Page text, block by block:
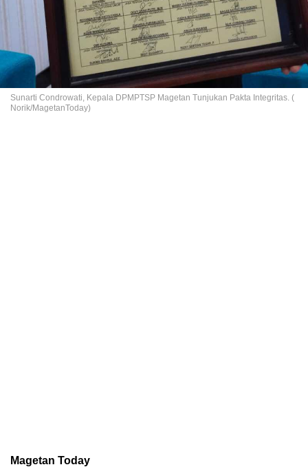
Sunarti Condrowati, Kepala DPMPTSP Magetan Tunjukan Pakta Integritas. (
Norik/MagetanToday)
Magetan Today